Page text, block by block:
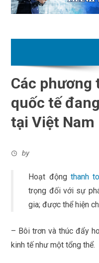
Các
quốc tế
tại Việt Nam
by
Hoạt động thanh
trọng đối với sự
gia; được thể hiện
– Bôi trơn và thúc đẩy
kinh tế như một tổng thể.